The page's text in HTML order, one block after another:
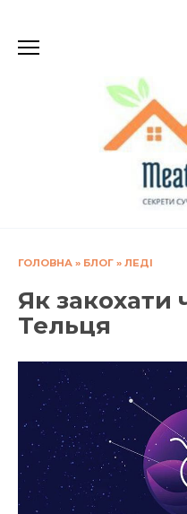
вмісту
ГОЛОВНА » БЛОГ » ЛЕДІ
Як закохати
Тельця